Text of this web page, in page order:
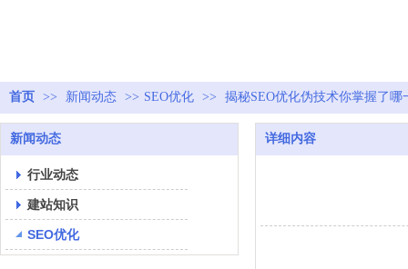
首页 >> 新闻动态 >> SEO优化 >> 揭秘SEO优化伪技术你掌握了哪
新闻动态
行业动态
建站知识
SEO优化
详细内容